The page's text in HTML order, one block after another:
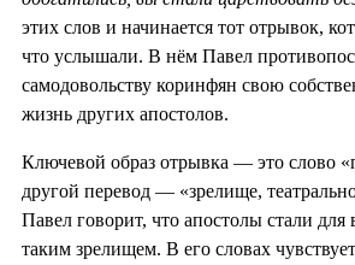
этих слов и начинается тот отрывок,
что услышали. В нём Павел
самодовольству коринфян свою
жизнь других апостолов.
Ключевой образ отрывка — это слово
другой перевод — «зрелище,
Павел говорит, что апостолы стали
таким зрелищем. В его словах